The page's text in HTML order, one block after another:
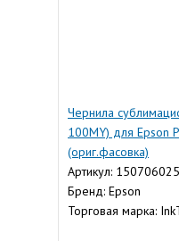
Чернила
100MY) для Epson
(ориг.фасовка)
Артикул:
Бренд: Epson
Торговая марка: